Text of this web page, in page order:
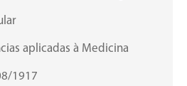
aplicadas à Medicina
1917